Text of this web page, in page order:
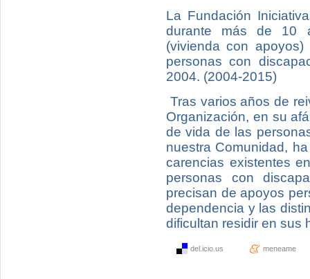
La Fundación
durante más de
(vivienda con apoyos)
personas con
2004. (2004-2015)
Tras varios años de
Organización, en su
de vida de las
nuestra Comunidad,
carencias existentes
personas con
precisan de apoyos
dependencia y las
dificultan residir en sus
del.icio.us meneame